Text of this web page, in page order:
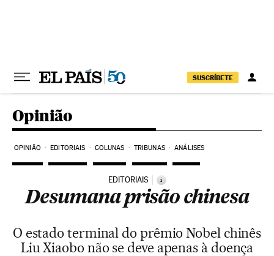
SUSCRÍBETE
Opinião
OPINIÃO EDITORIAIS COLUNAS TRIBUNAS ANÁLISES
EDITORIAIS i
Desumana prisão chinesa
O estado terminal do prêmio Nobel chinês
Liu Xiaobo não se deve apenas à doença